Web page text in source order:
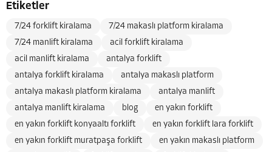
Etiketler
7/24 forklift kiralama
7/24 makaslı platform kiralama
7/24 manlift kiralama
acil forklift kiralama
acil manlift kiralama
antalya forklift
antalya forklift kiralama
antalya makaslı platform
antalya makaslı platform kiralama
antalya manlift
antalya manlift kiralama
blog
en yakın forklift
en yakın forklift konyaaltı forklift
en yakın forklift lara forklift
en yakın forklift muratpaşa forklift
en yakın makaslı platform